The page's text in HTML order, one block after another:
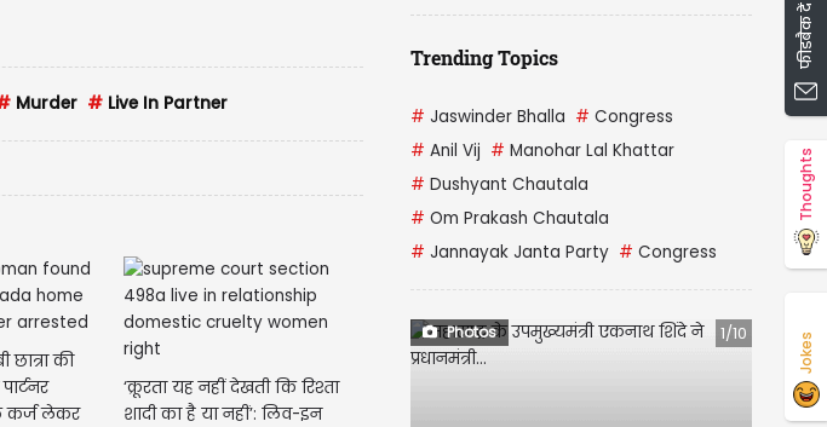
Murder # Live In Partner
छात्रा की
कर्ज लेकर
‘क्रूरता यह नहीं देखती कि रिश्ता
शादी का है या नहीं’: लिव-इन
Trending Topics
# Jaswinder Bhalla # Congress
# Anil Vij # Manohar Lal Khattar
# Dushyant Chautala
# Om Prakash Chautala
# Jannayak Janta Party # Congress
Photos 1/10
फीडबैक दें
Thoughts
Jokes